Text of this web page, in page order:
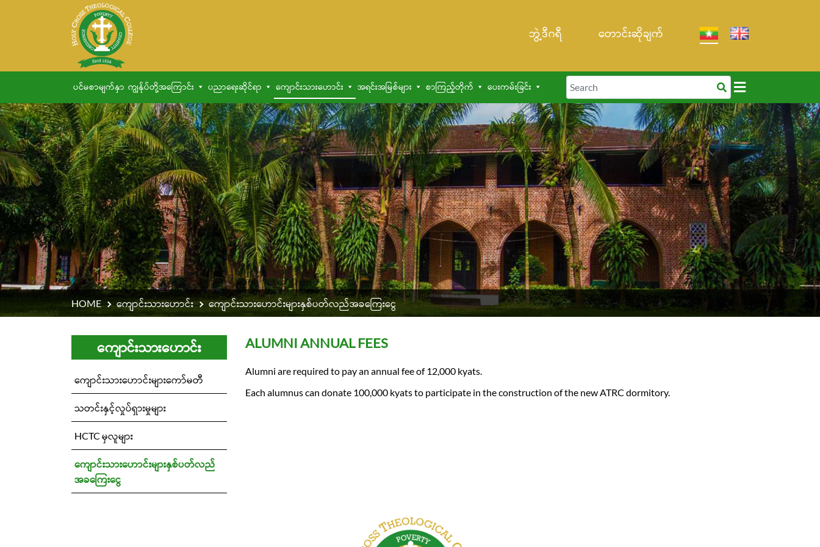
ဘွဲ့ဒီဂရီ တောင်းဆိုချက်
ပင်မစာမျက်နှာ ကျွန်ုပ်တို့အကြောင်း ပညာရေးဆိုင်ရာ ကျောင်းသားဟောင်း အရင်းအမြစ်များ စာကြည့်တိုက် ပေးကမ်းခြင်း
HOME ကျောင်းသားဟောင်း ကျောင်းသားဟောင်းများနှစ်ပတ်လည်အခကြေးငွေ
ကျောင်းသားဟောင်း
ကျောင်းသားဟောင်းများကော်မတီ
သတင်းနှင့်လှုပ်ရှားမှုများ
HCTC မှလူများ
ကျောင်းသားဟောင်းများနှစ်ပတ်လည်
အခကြေးငွေ
ALUMNI ANNUAL FEES
Alumni are required to pay an annual fee of 12,000 kyats.
Each alumnus can donate 100,000 kyats to participate in the construction of the new ATRC dormitory.